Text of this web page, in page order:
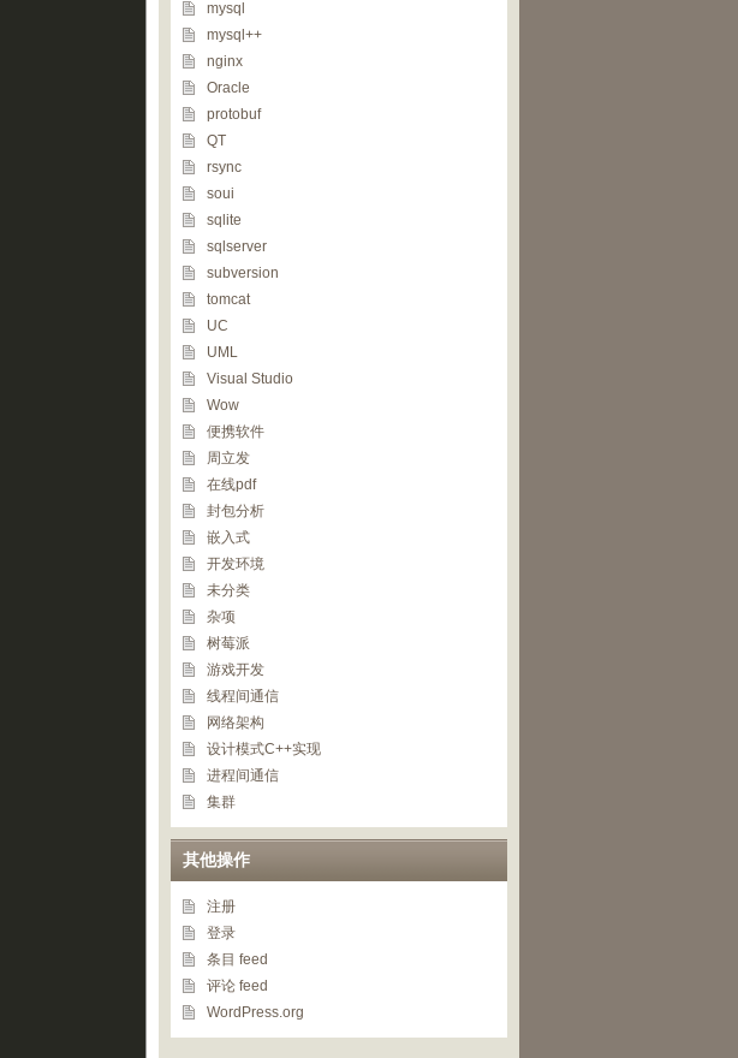
mysql
mysql++
nginx
Oracle
protobuf
QT
rsync
soui
sqlite
sqlserver
subversion
tomcat
UC
UML
Visual Studio
Wow
便携软件
周立发
在线pdf
封包分析
嵌入式
开发环境
未分类
杂项
树莓派
游戏开发
线程间通信
网络架构
设计模式C++实现
进程间通信
集群
其他操作
注册
登录
条目 feed
评论 feed
WordPress.org